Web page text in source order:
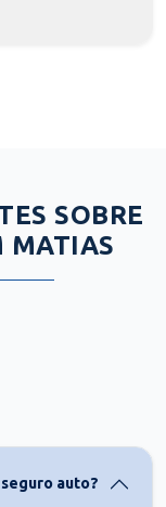
SOBRE
MATIAS
auto?